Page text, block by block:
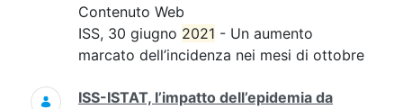
Contenuto Web
ISS, 30 giugno 2021 - Un aumento
marcato dell’incidenza nei mesi di ottobre
ISS-ISTAT, l’impatto dell’epidemia da